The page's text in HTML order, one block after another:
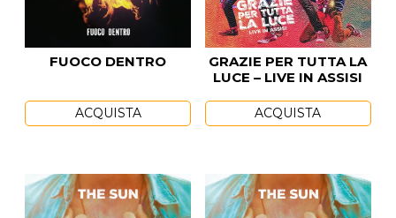
FUOCO DENTRO
ACQUISTA
GRAZIE PER TUTTA LA
LUCE – LIVE IN ASSISI
ACQUISTA